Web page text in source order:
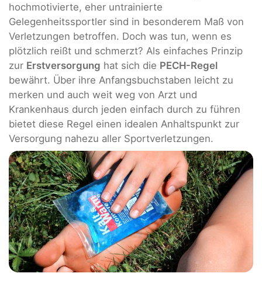
hochmotivierte, eher untrainierte
Gelegenheitssportler sind in besonderem Maß von
Verletzungen betroffen. Doch was tun, wenn es
plötzlich reißt und schmerzt? Als einfaches Prinzip
zur Erstversorgung hat sich die PECH-Regel
bewährt. Über ihre Anfangsbuchstaben leicht zu
merken und auch weit weg von Arzt und
Krankenhaus durch jeden einfach durch zu führen
bietet diese Regel einen idealen Anhaltspunkt zur
Versorgung nahezu aller Sportverletzungen.